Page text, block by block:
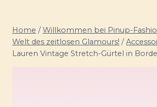
Home / Willkommen bei Pinup-
Welt des zeitlosen Glamours! /
Lauren Vintage Stretch-Gürtel in